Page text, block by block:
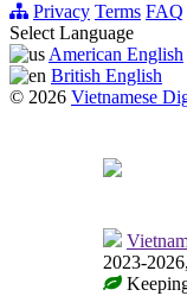
Privacy Terms FAQ
Select Language
American English
British English
© 2026 Vietnamese
2023-